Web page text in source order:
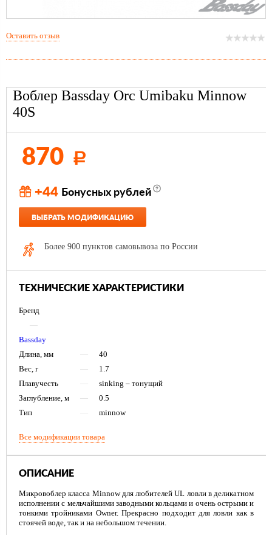
Воблер Bassday Orc Umibaku Minnow
40S
870 Р
+44 Бонусных рублей
ВЫБРАТЬ МОДИФИКАЦИЮ
Более 900 пунктов самовывоза по России
ТЕХНИЧЕСКИЕ ХАРАКТЕРИСТИКИ
Бренд
—
Bassday
Длина, мм
—
40
Вес, г
—
1.7
Плавучесть
—
sinking – тонущий
Заглубление, м
—
0.5
Тип
— minnow
Все модификации товара
ОПИСАНИЕ
Микровоблер класса Minnow для любителей UL ловли в деликатном
исполнении с мельчайшими заводными кольцами и очень острыми и
тонкими тройниками Owner. Прекрасно подходит для ловли как в
стоячей воде, так и на небольшом течении.
Оставить отзыв